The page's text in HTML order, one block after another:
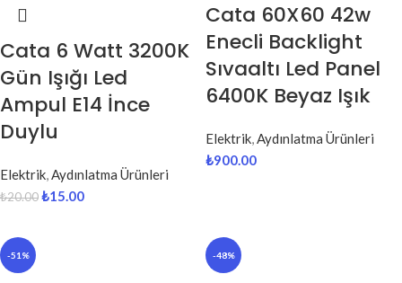
Cata 6 Watt 3200K
Gün Işığı Led
Ampul E14 İnce
Duylu
Elektrik,Aydınlatma Ürünleri
₺20.00₺15.00
Cata 60X60 42w
Enecli Backlight
Sıvaaltı Led Panel
6400K Beyaz Işık
Elektrik,Aydınlatma Ürünleri
₺900.00
-51% -48%